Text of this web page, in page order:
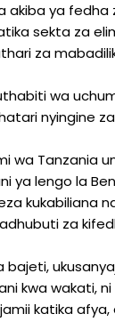
akiba ya
sekta za
za
wa
nyingine
wa Tanzania
ya lengo la
kukabiliana
za
bajeti,
kwa wakati,
katika afya,